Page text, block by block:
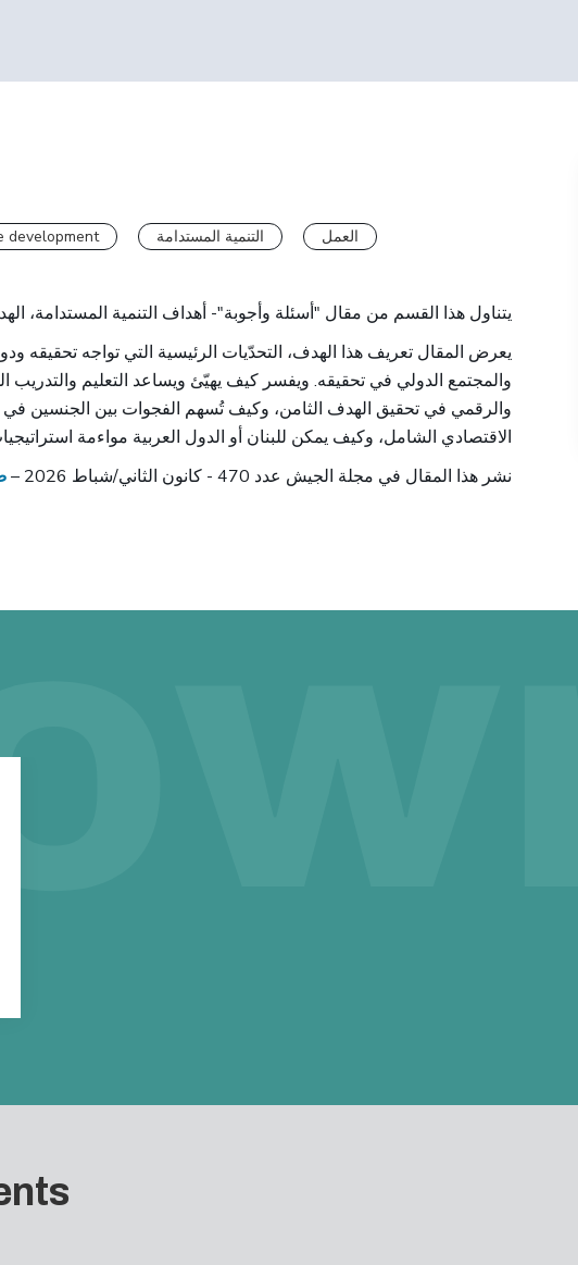
development التنمية المستدامة العمل
يتناول هذا القسم من مقال "أسئلة وأجوبة"- أهداف التنمية المستدامة،
يعرض المقال تعريف هذا الهدف، التحدّيات الرئيسية التي تواجه تحقيقه
والمجتمع الدولي في تحقيقه. ويفسر كيف يهيّئ ويساعد التعليم والتدريب
والرقمي في تحقيق الهدف الثامن، وكيف تُسهم الفجوات بين الجنسين
الاقتصادي الشامل، وكيف يمكن للبنان أو الدول العربية مواءمة
نشر هذا المقال في مجلة الجيش عدد 470 - كانون الثاني/شباط 2026 –